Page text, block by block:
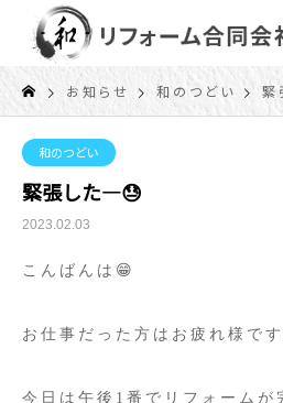
お知らせ 和のつどい 緊
和のつどい
緊張した―😓
2023.02.03
こんばんは😁
お仕事だった方はお疲れ様で
今日は午後1番でリフォームが